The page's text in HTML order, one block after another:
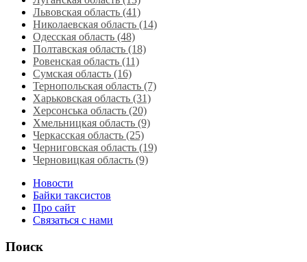
Львовская область‎ (41)
Николаевская область‎ (14)
Одесская область‎ (48)
Полтавская область (18)
Ровенская область‎ (11)
Сумская область‎ (16)
Тернопольская область‎ (7)
Харьковская область‎ (31)
Херсонська область‎ (20)
Хмельницкая область‎ (9)
Черкасская область‎ (25)
Черниговская область (19)
Черновицкая область (9)
Новости
Байки таксистов
Про сайт
Связаться с нами
Поиск